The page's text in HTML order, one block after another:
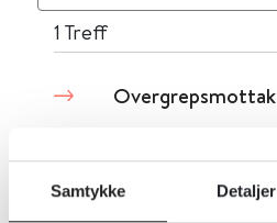
Samtykke Detaljer
1 Treff
Overgrepsmottak